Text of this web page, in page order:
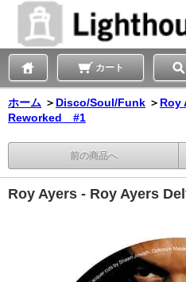
カート
ホーム ＞ Disco/Soul/Funk ＞ Roy
Reworked #1
前の商品へ
Roy Ayers - Roy Ayers